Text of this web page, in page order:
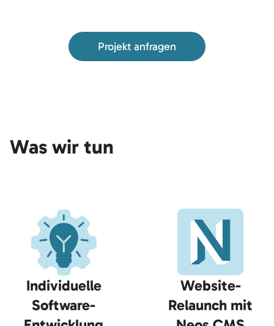
Projekt anfragen
Was wir tun
Individuelle
Software-
Website-
Relaunch mit